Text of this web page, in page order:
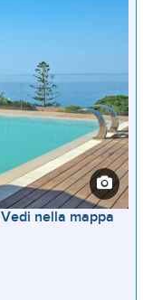
Vedi nella mappa